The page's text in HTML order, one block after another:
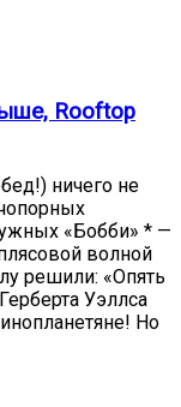
Rooftop
ничего не
«Бобби» * —
волной
решили: «Опять
Уэллса
Но